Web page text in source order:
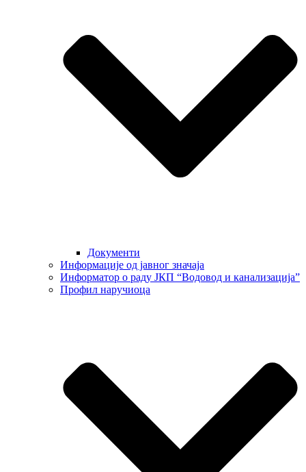
Документи
Информације од јавног значаја
Информатор о раду ЈКП “Водовод и канализација”
Профил наручиоца